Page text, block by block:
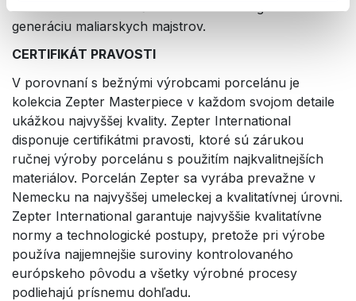
formou neustáleho učenia odovzdáva z generácie na
generáciu maliarskych majstrov.
CERTIFIKÁT PRAVOSTI
V porovnaní s bežnými výrobcami porcelánu je
kolekcia Zepter Masterpiece v každom svojom detaile
ukážkou najvyššej kvality. Zepter International
disponuje certifikátmi pravosti, ktoré sú zárukou
ručnej výroby porcelánu s použitím najkvalitnejších
materiálov. Porcelán Zepter sa vyrába prevažne v
Nemecku na najvyššej umeleckej a kvalitatívnej úrovni.
Zepter International garantuje najvyššie kvalitatívne
normy a technologické postupy, pretože pri výrobe
používa najjemnejšie suroviny kontrolovaného
európskeho pôvodu a všetky výrobné procesy
podliehajú prísnemu dohľadu.